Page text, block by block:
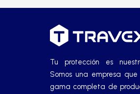
Tu protección es
Somos una empresa
gama completa de